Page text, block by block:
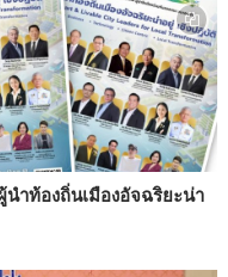
ำท้องถิ่นเมืองอัจฉริยะน่า